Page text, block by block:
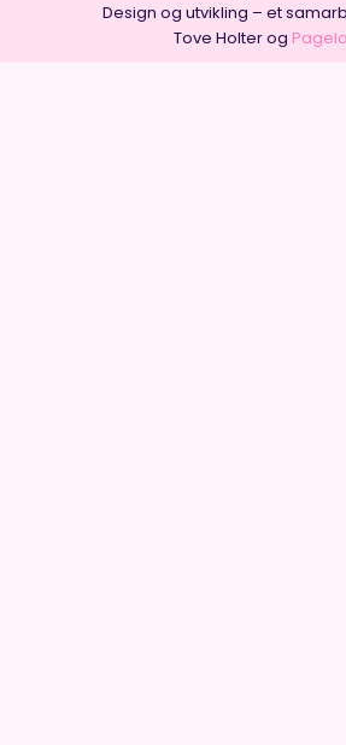
Design og utvikling – et
Tove Holter og